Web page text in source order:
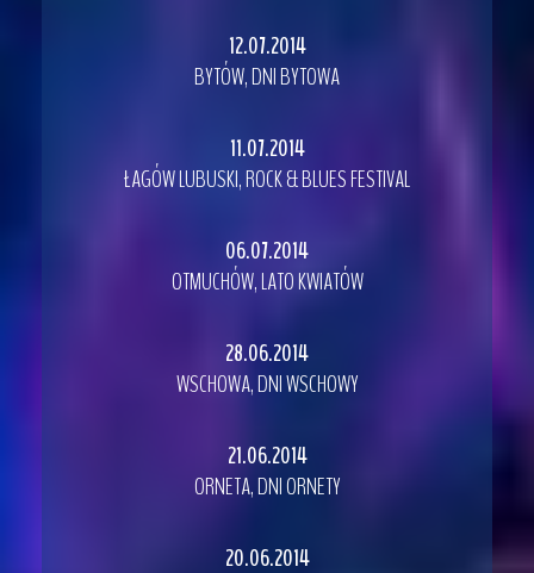
12.07.2014
BYTÓW, DNI BYTOWA
11.07.2014
ŁAGÓW LUBUSKI, ROCK & BLUES FESTIVAL
06.07.2014
OTMUCHÓW, LATO KWIATÓW
28.06.2014
WSCHOWA, DNI WSCHOWY
21.06.2014
ORNETA, DNI ORNETY
20.06.2014